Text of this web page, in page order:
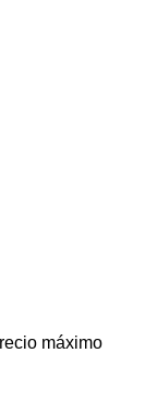
máximo